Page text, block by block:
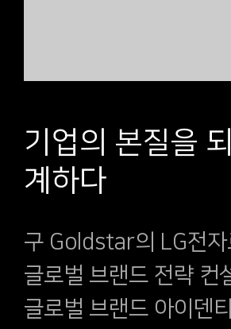
기업의 본질을
계하다
구 Goldstar의 LG전자
글로벌 브랜드 전략 컨
글로벌 브랜드 아이덴